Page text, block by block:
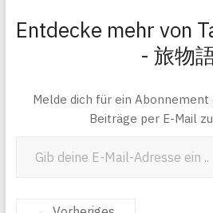
Entdecke mehr von
- 旅物
Melde dich für ein Abonnement
Beiträge per E-Mail